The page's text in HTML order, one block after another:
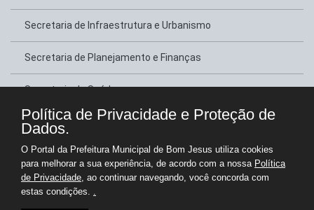
Secretaria de Infraestrutura e Urbanismo
Secretaria de Planejamento e Finanças
Secretaria de Saúde
Secretaria de Trabalho, Habitação e Assistência Social
Secretaria de Tributação
Copyright © Prefeitura Municipal de Bom Jesus - Gestão 2025-2028
Política de Privacidade e Proteção de
Dados.
O Portal da Prefeitura Municipal de Bom Jesus utiliza cookies
para melhorar a sua experiência, de acordo com a nossa Política
de Privacidade, ao continuar navegando, você concorda com
estas condições. .